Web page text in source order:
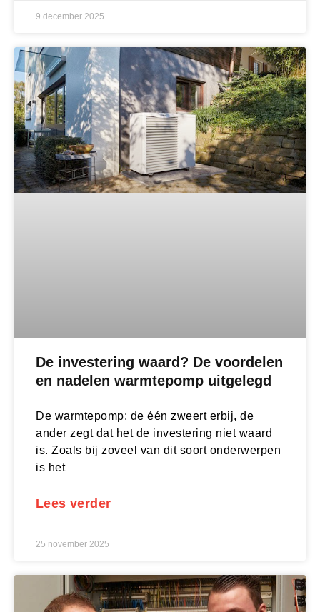
9 december 2025
De investering waard? De voordelen
en nadelen warmtepomp uitgelegd
De warmtepomp: de één zweert erbij, de
ander zegt dat het de investering niet waard
is. Zoals bij zoveel van dit soort onderwerpen
is het
Lees verder
25 november 2025